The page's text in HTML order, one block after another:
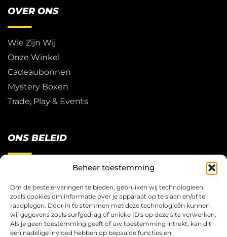
Beheer toestemming
Om de beste ervaringen te bieden, gebruiken wij technologieën
zoals cookies om informatie over je apparaat op te slaan en/of te
raadplegen. Door in te stemmen met deze technologieën kunnen
wij gegevens zoals surfgedrag of unieke ID's op deze site verwerken.
Als je geen toestemming geeft of uw toestemming intrekt, kan dit
een nadelige invloed hebben op bepaalde functies en
OVER ONS
Wie Zijn Wij
Onze Winkel
Cadeaubonnen
Mystery Boxen
Trade, Play & Events
ONS BELEID
Restitutie Beleid
Privacy
Cookies
Algemene Voorwaarden